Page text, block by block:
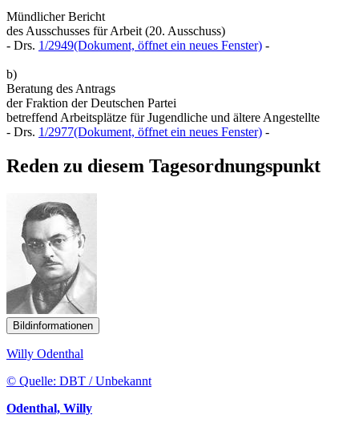
Mündlicher Bericht
des Ausschusses für Arbeit (20. Ausschuss)
- Drs. 1/2949(Dokument, öffnet ein neues Fenster) -
b)
Beratung des Antrags
der Fraktion der Deutschen Partei
betreffend Arbeitsplätze für Jugendliche und ältere Angestellte
- Drs. 1/2977(Dokument, öffnet ein neues Fenster) -
Reden zu diesem Tagesordnungspunkt
Bildinformationen
Willy Odenthal
© Quelle: DBT / Unbekannt
Odenthal, Willy